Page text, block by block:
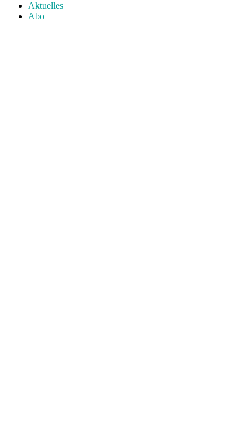
Aktuelles
Abo